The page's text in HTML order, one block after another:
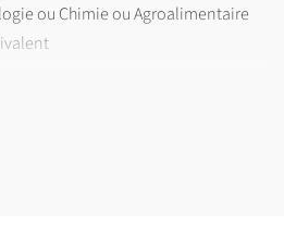
ou Chimie ou Agroalimentaire
professionnel dans la lettre de
en fonction ; avoir une